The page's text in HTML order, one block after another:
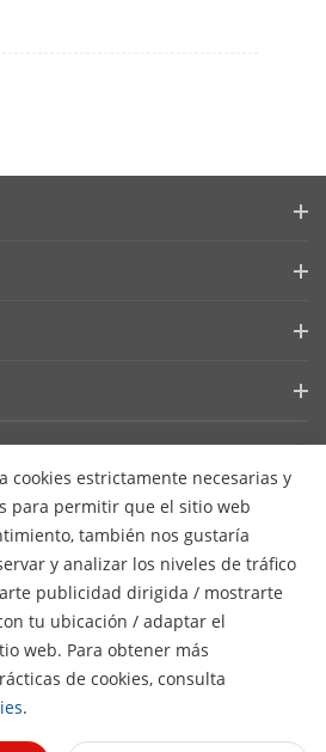
cookies estrictamente necesarias y
para permitir que el sitio web
también nos gustaría
y analizar los niveles de tráfico
publicidad dirigida / mostrarte
tu ubicación / adaptar el
web. Para obtener más
de cookies, consulta
.
Contáctenos
al Newsletter
Digital Technology Co., Ltd. Todos
Privacy Policy
Cookie Policy
Subscription